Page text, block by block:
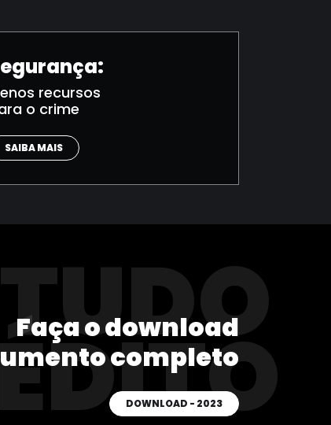
recursos
o crime
SAIBA MAIS
Faça o download
completo
DOWNLOAD - 2023